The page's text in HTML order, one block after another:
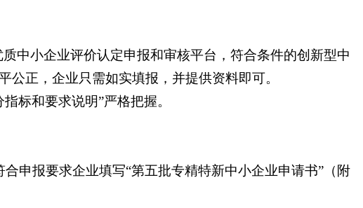
中小企业评价认定申报和审核平台，符合条件的创新型中
正，企业只需如实填报，并提供资料即可。
标和要求说明”严格把握。
申报要求企业填写“第五批专精特新中小企业申请书”（附